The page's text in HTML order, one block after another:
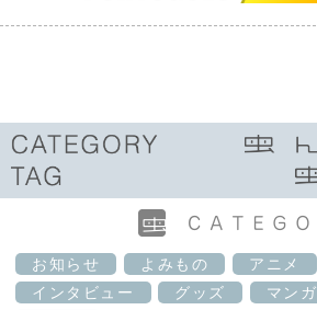
お知らせ よみもの アニメ
インタビュー
グッズ マンガ